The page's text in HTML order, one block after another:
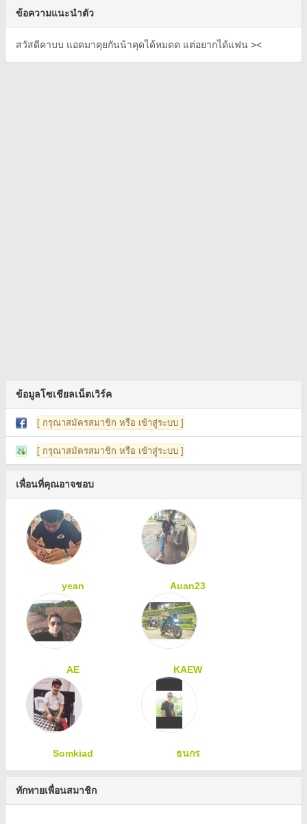
ข้อความแนะนำตัว
สวัสดีคาบบ แอดมาคุยกันน้าคุดได้หมดด แต่อยากได้แฟน ><
ข้อมูลโซเชียลเน็ตเวิร์ค
[ กรุณาสมัครสมาชิก หรือ เข้าสู่ระบบ ]
[ กรุณาสมัครสมาชิก หรือ เข้าสู่ระบบ ]
เพื่อนที่คุณอาจชอบ
yean Auan23
AE KAEW
Somkiad ธนกร
ทักทายเพื่อนสมาชิก